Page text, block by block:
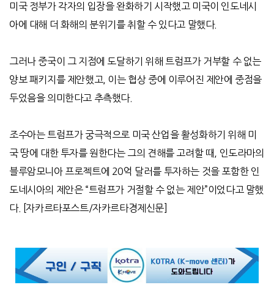
미국 정부가 각자의 입장을 완화하기 시작했고 미국이 인도네시
아에 대해 더 화해의 분위기를 취할 수 있다고 말했다.
그러나 중국이 그 지점에 도달하기 위해 트럼프가 거부할 수 없는
양보 패키지를 제안했고
이는 협상 중에 이루어진 제안에 중점을
두었음을 의미한다고 추측했다.
조수아는 트럼프가 궁극적으로 미국 산업을 활성화하기 위해 미
국 땅에 대한 투자를 원한다는 그의 견해를 고려할 때
인도라마의
블루암모니아 프로젝트에 20억 달러를 투자하는 것을 포함한 인
도네시아의 제안은“트럼프가 거절할 수 없는 제안”이었다고 말했
다. [자카르타포스트 /자카르타경제신문